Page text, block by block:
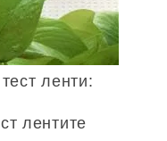
ленти:
лентите